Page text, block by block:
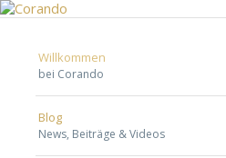
Willkommen
bei Corando
Blog
News, Beiträge & Videos